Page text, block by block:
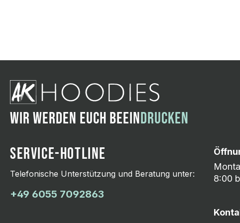
Wir ändern das Motiv
WIR WERDEN EUCH BEEINDRUCKEN
SERVICE-HOTLINE
Telefonische Unterstützung und Beratung unter:
+49 6055 7092863
8:00